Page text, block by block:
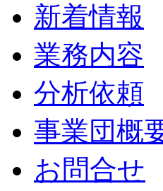
新着情報
業務内容
分析依頼
事業団概
お問合せ